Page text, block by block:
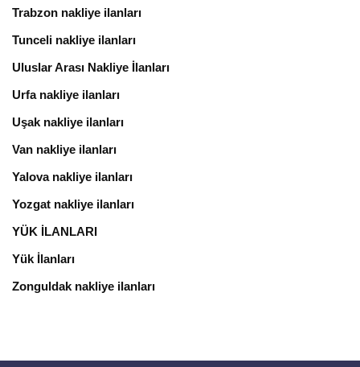
Trabzon nakliye ilanları
Tunceli nakliye ilanları
Uluslar Arası Nakliye İlanları
Urfa nakliye ilanları
Uşak nakliye ilanları
Van nakliye ilanları
Yalova nakliye ilanları
Yozgat nakliye ilanları
YÜK İLANLARI
Yük İlanları
Zonguldak nakliye ilanları